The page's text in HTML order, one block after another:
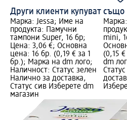
Други клиенти купуват също
Марка: Jessa; Име на
продукта: Памучни
тампони Super, 16 бр;
Цена: 3,06 €; Основна
цена: 16 бр. (0,19 € за 1
бр.); Марка на dm лого;
Наличност: Статус зелен
Налично за доставка,
Статус сив Изберете dm
магазин
mini,
(0,15
dm